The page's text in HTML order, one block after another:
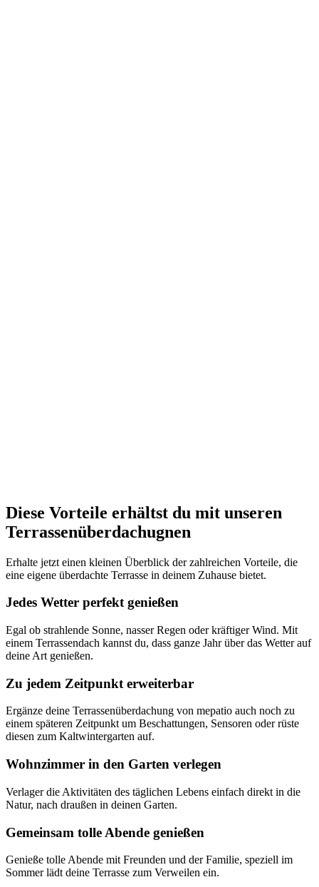
Diese Vorteile erhältst du mit unseren
Terrassenüberdachugnen
Erhalte jetzt einen kleinen Überblick der zahlreichen Vorteile, die
eine eigene überdachte Terrasse in deinem Zuhause bietet.
Jedes Wetter perfekt genießen
Egal ob strahlende Sonne, nasser Regen oder kräftiger Wind. Mit
einem Terrassendach kannst du, dass ganze Jahr über das Wetter auf
deine Art genießen.
Zu jedem Zeitpunkt erweiterbar
Ergänze deine Terrassenüberdachung von mepatio auch noch zu
einem späteren Zeitpunkt um Beschattungen, Sensoren oder rüste
diesen zum Kaltwintergarten auf.
Wohnzimmer in den Garten verlegen
Verlager die Aktivitäten des täglichen Lebens einfach direkt in die
Natur, nach draußen in deinen Garten.
Gemeinsam tolle Abende genießen
Genieße tolle Abende mit Freunden und der Familie, speziell im
Sommer lädt deine Terrasse zum Verweilen ein.